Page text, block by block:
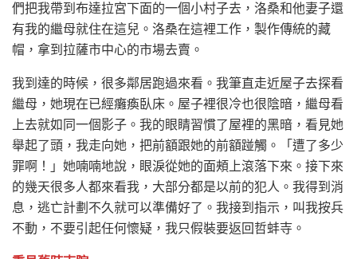
們把我帶到布達拉宮下面的一個小村子去，洛桑和他妻子還
有我的繼母就住在這兒。洛桑在這裡工作，製作傳統的藏
帽，拿到拉薩市中心的市場去賣。
我到達的時候，很多鄰居跑過來看。我筆直走近屋子去探看
繼母，她現在已經癱瘓臥床。屋子裡很冷也很陰暗，繼母看
上去就如同一個影子。我的眼睛習慣了屋裡的黑暗，看見她
舉起了頭，我走向她，把前額跟她的前額踫觸。「遭了多少
罪啊！」她喃喃地說，眼淚從她的面頰上滾落下來。接下來
的幾天很多人都來看我，大部分都是以前的犯人。我得到消
息，逃亡計劃不久就可以準備好了。我接到指示，叫我按兵
不動，不要引起任何懷疑，我只假裝要返回哲蚌寺。